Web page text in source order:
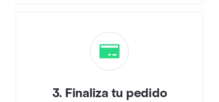
3. Finaliza tu pedido